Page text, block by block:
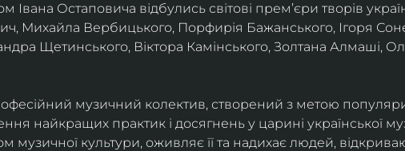
Івана Остаповича відбулись світові прем’єри творів
Михайла Вербицького, Порфирія Бажанського, Ігоря
Щетинського, Віктора Камінського, Золтана Алмаші,
музичний колектив, створений з метою
найкращих практик і досягнень у царині української
музичної культури, оживляє її та надихає людей,